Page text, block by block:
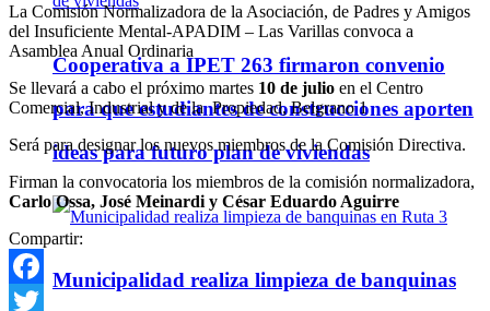
Cooperativa a IPET 263 firmaron convenio
para que estudiantes de construcciones aporten
ideas para futuro plan de viviendas
Municipalidad realiza limpieza de banquinas
La Comisión Normalizadora de la Asociación, de Padres y Amigos
del Insuficiente Mental-APADIM – Las Varillas convoca a
Asamblea Anual Ordinaria
Se llevará a cabo el próximo martes 10 de julio en el Centro
Comercial, Industrial y de la Propiedad, Belgrano 1
Será para designar los nuevos miembros de la Comisión Directiva.
Firman la convocatoria los miembros de la comisión normalizadora,
Carlo Ossa, José Meinardi y César Eduardo Aguirre
Compartir:
Facebook